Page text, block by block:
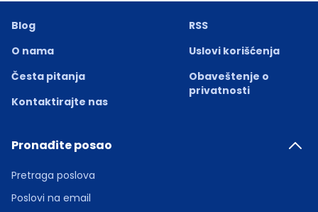
Blog
O nama
Česta pitanja
Kontaktirajte nas
RSS
Uslovi korišćenja
Obaveštenje o
privatnosti
Pronađite posao
Pretraga poslova
Poslovi na email